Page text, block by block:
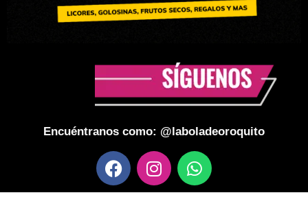
Encuéntranos como: @laboladeoroquito